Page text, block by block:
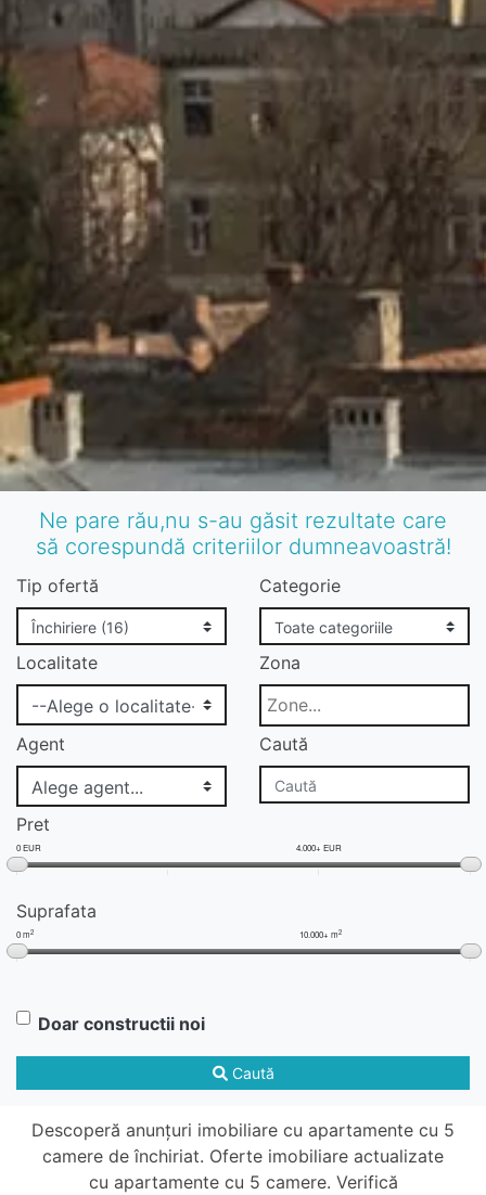
Ne pare rău,nu s-au găsit rezultate care
să corespundă criteriilor dumneavoastră!
Tip ofertă Categorie
Localitate Zona
Agent Caută
Pret
0 EUR 4.000+ EUR
Suprafata
0 m2 10.000+ m2
Doar constructii noi
Caută
Descoperă anunțuri imobiliare cu apartamente cu 5
camere de închiriat. Oferte imobiliare actualizate
cu apartamente cu 5 camere. Verifică